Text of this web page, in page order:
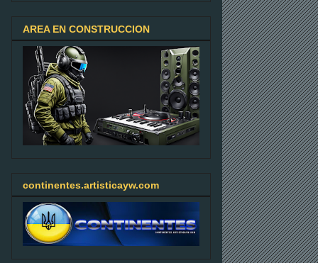
AREA EN CONSTRUCCION
continentes.artisticayw.com